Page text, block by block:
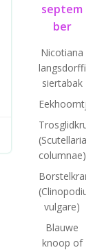
septem
ber
Nicotiana
langsdorffii:
siertabak
(Scutellaria
columnae)
vulgare)
Blauwe
knoop of